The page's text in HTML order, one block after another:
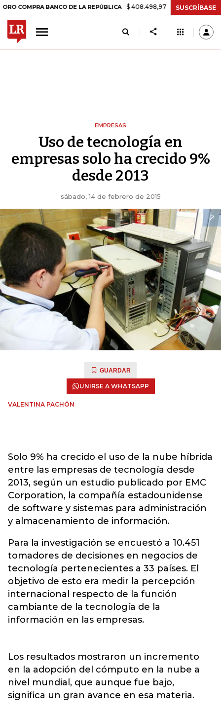
BANCO DE LA REPÚBLICA $ 408.498,97 +$ 8.753,81 +2,19%
SUSCRÍBASE
EMPRESAS
Uso de tecnología en
empresas solo ha crecido 9%
desde 2013
sábado, 14 de febrero de 2015
GUARDAR
UNIRSE A WHATSAPP
VALENTINA PACHÓN
Solo 9% ha crecido el uso de la nube híbrida
entre las empresas de tecnología desde
2013, según un estudio publicado por EMC
Corporation, la compañía estadounidense
de software y sistemas para administración
y almacenamiento de información.
Para la investigación se encuestó a 10.451
tomadores de decisiones en negocios de
tecnología pertenecientes a 33 países. El
objetivo de esto era medir la percepción
internacional respecto de la función
cambiante de la tecnología de la
información en las empresas.
Los resultados mostraron un incremento
en la adopción del cómputo en la nube a
nivel mundial, que aunque fue bajo,
significa un gran avance en esa materia.